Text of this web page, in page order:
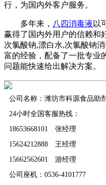
行，为国内外客户服务。
多年来， 八四消毒液 以
赢得了国内外用户的信赖和
次氯酸钠,漂白水,次氯酸钠
富的经验，配备了一批专业
问题能快速给出解决方案。
公司名称：潍坊市科源食品助
24小时全国客服热线：
18653668101 张经理
15624212888 王经理
15662562601 游经理
公司座机：0536-4101777